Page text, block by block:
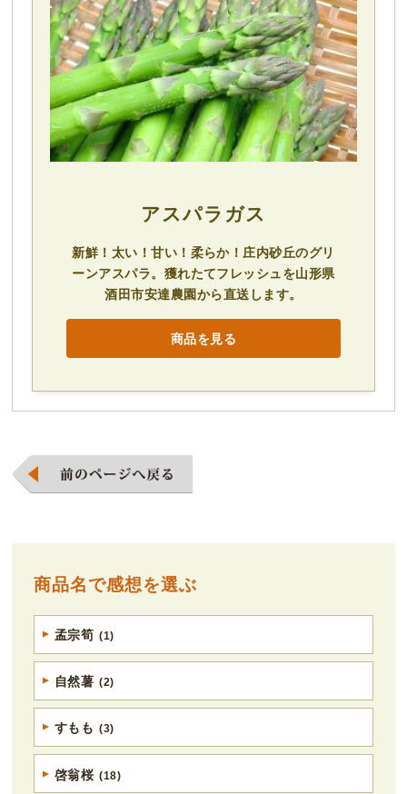
アスパラガス
新鮮！太い！甘い！柔らか！庄内砂丘のグリ
ーンアスパラ。獲れたてフレッシュを山形県
酒田市安達農園から直送します。
商品を見る
商品名で感想を選ぶ
孟宗筍 (1)
自然薯 (2)
すもも (3)
啓翁桜 (18)